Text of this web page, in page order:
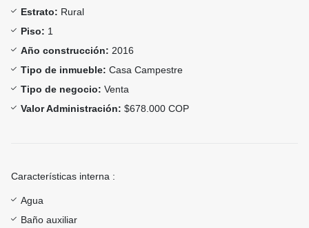
Estrato: Rural
Piso: 1
Año construcción: 2016
Tipo de inmueble: Casa Campestre
Tipo de negocio: Venta
Valor Administración: $678.000 COP
Características interna :
Agua
Baño auxiliar